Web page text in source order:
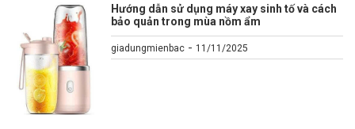
Hướng dẫn sử dụng máy xay sinh tố và cách
bảo quản trong mùa nồm ẩm
giadungmienbac - 11/11/2025